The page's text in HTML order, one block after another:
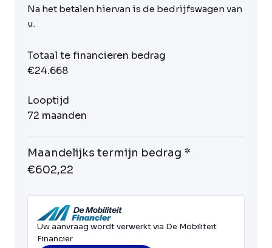
Na het betalen hiervan is de bedrijfswagen van
u.
Totaal te financieren bedrag
€24.668
Looptijd
72 maanden
Maandelijks termijn bedrag *
€602,22
Uw aanvraag wordt verwerkt via De Mobiliteit
Financier